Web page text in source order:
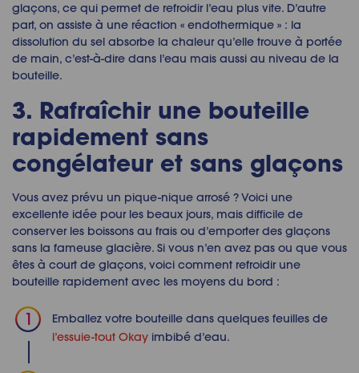
glaçons, ce qui permet de refroidir l’eau plus vite. D’autre
part, on assiste à une réaction « endothermique » : la
dissolution du sel absorbe la chaleur qu’elle trouve à portée
de main, c’est-à-dire dans l’eau mais aussi au niveau de la
bouteille.
3. Rafraîchir une bouteille
rapidement sans
congélateur et sans glaçons
Vous avez prévu un pique-nique arrosé ? Voici une
excellente idée pour les beaux jours, mais difficile de
conserver les boissons au frais ou d’emporter des glaçons
sans la fameuse glacière. Si vous n’en avez pas ou que vous
êtes à court de glaçons, voici comment refroidir une
bouteille rapidement avec les moyens du bord :
Emballez votre bouteille dans quelques feuilles de
l’essuie-tout Okay imbibé d’eau.